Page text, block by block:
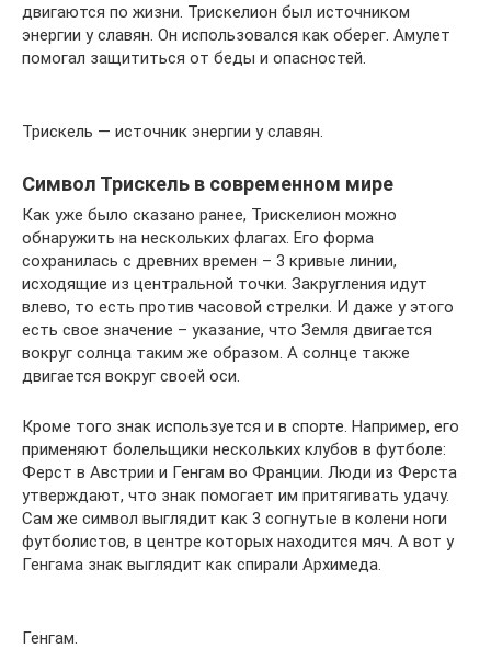
двигаются по жизни. Трискелион был источником
энергии у славян. Он использовался как оберег. Амулет
помогал защититься от беды и опасностей.
Трискель — источник энергии у славян.
Символ Трискель в современном мире
Как уже было сказано ранее, Трискелион можно
обнаружить на нескольких флагах. Его форма
сохранилась с древних времен – 3 кривые линии,
исходящие из центральной точки. Закругления идут
влево, то есть против часовой стрелки. И даже у этого
есть свое значение – указание, что Земля двигается
вокруг солнца таким же образом. А солнце также
двигается вокруг своей оси.
Кроме того знак используется и в спорте. Например, его
применяют болельщики нескольких клубов в футболе:
Ферст в Австрии и Генгам во Франции. Люди из Ферста
утверждают, что знак помогает им притягивать удачу.
Сам же символ выглядит как 3 согнутые в колени ноги
футболистов, в центре которых находится мяч. А вот у
Генгама знак выглядит как спирали Архимеда.
Генгам.